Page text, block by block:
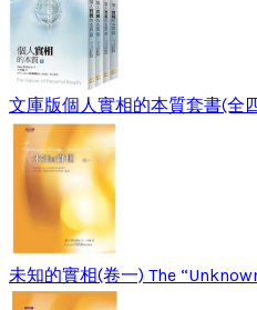
文庫版個人實相的本質套書(全
未知的實相(卷一) The